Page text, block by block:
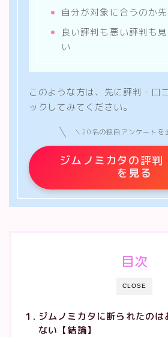
自分が対象に合うのか
良い評判も悪い評判も
い
このような方は、先に評判・口
ックしてみてください。
＼20名の独自アンケートを
ジムノミカタの評判
を見る
CLOSE
目次
ジムノミカタに断られたのは
ない【結論】